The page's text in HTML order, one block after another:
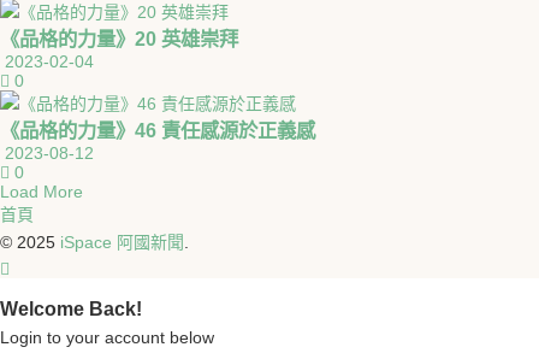
《品格的力量》20 英雄崇拜
2023-02-04
0
《品格的力量》46 責任感源於正義感
2023-08-12
0
Load More
首頁
© 2025 iSpace 阿國新聞
Welcome Back!
Login to your account below